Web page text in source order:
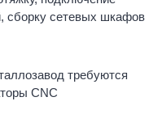
сборку сетевых шкафов
требуются
CNC